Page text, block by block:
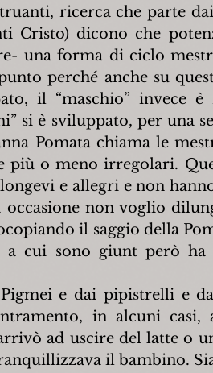
ricerca che parte
Cristo) dicono che
una forma di ciclo
perché anche su
il “maschio” invece
si è sviluppato, per una
Pomata chiama le
o meno irregolari.
e allegri e non
occasione non voglio
il saggio della
cui sono giunt però ha
e dai pipistrelli e
in alcuni casi,
ad uscire del latte o
il bambino.